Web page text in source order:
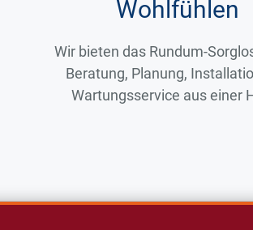
Wohlfühlen
Wir bieten das Rundum-
Beratung, Planung,
Wartungsservice aus einer